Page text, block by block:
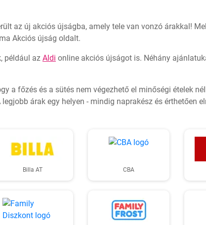
az új akciós újságba, amely tele van vonzó árakkal!
Akciós újság oldalt.
például az Aldi online akciós újságot is. Néhány
a főzés és a sütés nem végezhető el minőségi ételek
árak egy helyen - mindig naprakész és érthetően
Billa AT CBA